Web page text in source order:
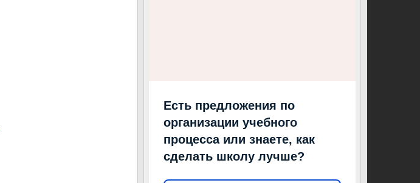
Есть предложения по
организации учебного
процесса или знаете, как
сделать школу лучше?